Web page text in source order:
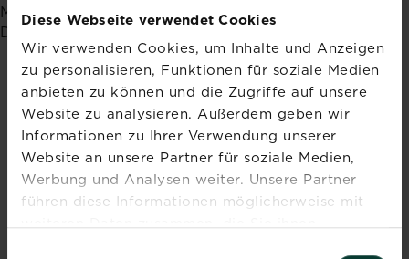
Diese Webseite verwendet Cookies
Wir verwenden Cookies, um Inhalte und Anzeigen
zu personalisieren, Funktionen für soziale Medien
anbieten zu können und die Zugriffe auf unsere
Website zu analysieren. Außerdem geben wir
Informationen zu Ihrer Verwendung unserer
Website an unsere Partner für soziale Medien,
Werbung und Analysen weiter. Unsere Partner
führen diese Informationen möglicherweise mit
weiteren Daten zusammen, die Sie ihnen
Mit folgenden Maßnahmen kannst du einem Befall von
Dickmaulrüsslern vorbeugen:
Untersuchen vor dem Kauf Pflanzen auf einen
Befall, um eine Einschleppung zu vermeiden.
Ein naturnaher Garten lockt natürliche Fressfeinde
wie Igel, Maulwürfe, Kröten und Spitzmäuse an.
Auch Gartenvögel und Hühner helfen.